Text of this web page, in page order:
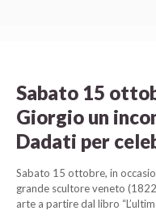
Sabato 15
Giorgio un
Dadati per
Sabato 15 ottobre, in
grande scultore veneto
arte a partire dal libro